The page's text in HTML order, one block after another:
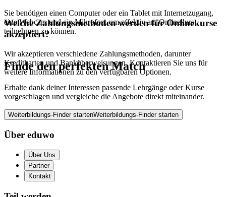
Sie benötigen einen Computer oder ein Tablet mit Internetzugang,
eine Webcam und ein Mikrofon, um effektiv am Onlinekurs
teilnehmen zu können.
Welche Zahlungsmethoden werden für Onlinekurse
akzeptiert?
Wir akzeptieren verschiedene Zahlungsmethoden, darunter
Kreditkarten und Banküberweisungen. Kontaktieren Sie uns für
weitere Informationen zu den verfügbaren Optionen.
Finde den perfekten Match
Erhalte dank deiner Interessen passende Lehrgänge oder Kurse
vorgeschlagen und vergleiche die Angebote direkt miteinander.
Weiterbildungs-Finder startenWeiterbildungs-Finder starten
Über eduwo
Über Uns
Partner
Kontakt